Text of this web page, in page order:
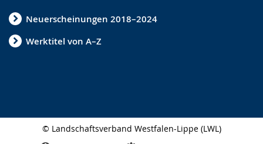
Neuerscheinungen 2018–2024
Werktitel von A–Z
© Landschaftsverband Westfalen-Lippe (LWL)